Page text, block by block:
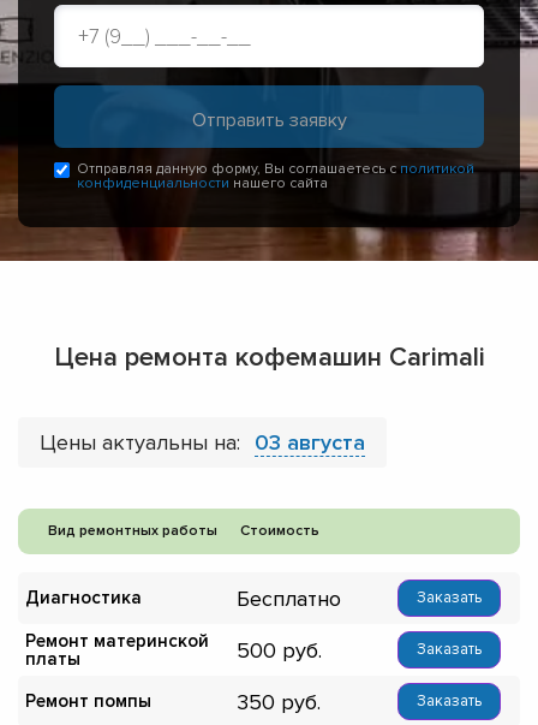
Отправляя данную форму, Вы соглашаетесь с политикой
конфиденциальности нашего сайта
Цена ремонта кофемашин Carimali
Цены актуальны на: 03 августа
Вид ремонтных работы Стоимость
Диагностика Бесплатно Заказать
Ремонт материнской
платы
500 Заказать
Ремонт помпы 350 Заказать